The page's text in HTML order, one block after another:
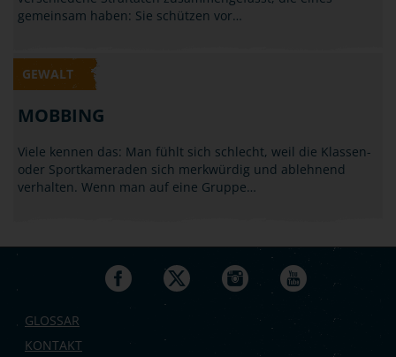
gemeinsam haben: Sie schützen vor…
GEWALT
MOBBING
Viele kennen das: Man fühlt sich schlecht, weil die Klassen-
oder Sportkameraden sich merkwürdig und ablehnend
verhalten. Wenn man auf eine Gruppe…
GLOSSAR
KONTAKT